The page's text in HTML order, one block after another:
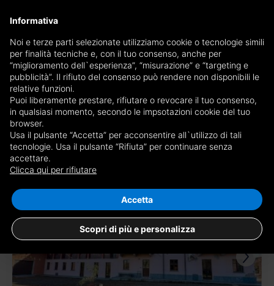
Ricevi copia del giornale via mail
Scegli giornale
346 risultati per
Ricevi copia del giornale via mail
Edizione
×Cuneo
E-mail
Sono maggiorenne, ho letto e accetto lecondizionie l'informativa
privacy
Informativa
Noi e terze parti selezionate utilizziamo cookie o tecnologie simili
per finalità tecniche e, con il tuo consenso, anche per
“miglioramento dell`esperienza”, “misurazione” e “targeting e
pubblicità”. Il rifiuto del consenso può rendere non disponibili le
relative funzioni.
Puoi liberamente prestare, rifiutare o revocare il tuo consenso,
in qualsiasi momento, secondo le impsotazioni cookie del tuo
browser.
Usa il pulsante “Accetta” per acconsentire all`utilizzo di tali
tecnologie. Usa il pulsante “Rifiuta” per continuare senza
accettare.
Clicca qui per rifiutare
Scopri di più e personalizza
Accetta